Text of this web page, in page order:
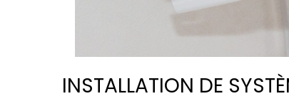
INSTALLATION DE